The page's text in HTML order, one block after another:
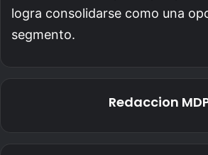
logra consolidarse como una
segmento.
Redaccion